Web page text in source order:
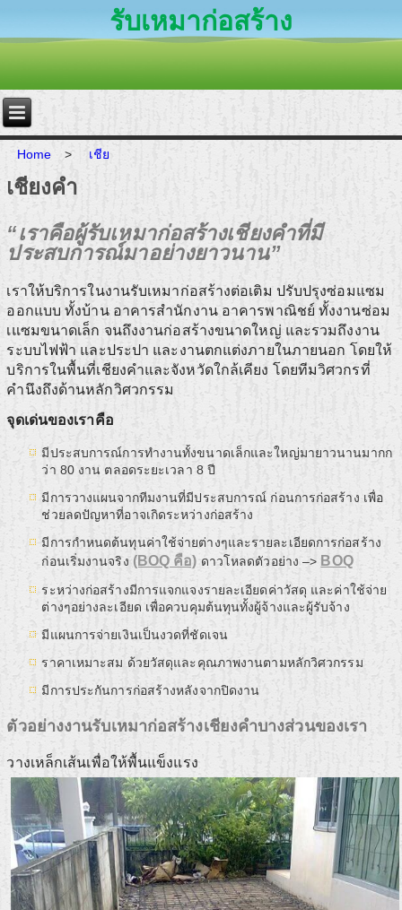
รับเหมาก่อสร้าง
Home > เชีย
เชียงคำ
“เราคือผู้รับเหมาก่อสร้างเชียงคำที่มี
ประสบการณ์มาอย่างยาวนาน”
เราให้บริการในงานรับเหมาก่อสร้างต่อเติม ปรับปรุงซ่อมแซม
ออกแบบ ทั้งบ้าน อาคารสำนักงาน อาคารพาณิชย์ ทั้งงานซ่อม
เแซมขนาดเล็ก จนถึงงานก่อสร้างขนาดใหญ่ และรวมถึงงาน
ระบบไฟฟ้า และประปา และงานตกแต่งภายในภายนอก โดยให้
บริการในพื้นที่เชียงคำและจังหวัดใกล้เคียง โดยทีมวิศวกรที่
คำนึงถึงด้านหลักวิศวกรรม
จุดเด่นของเราคือ
มีประสบการณ์การทำงานทั้งขนาดเล็กและใหญ่มายาวนานมากก
ว่า 80 งาน ตลอดระยะเวลา 8 ปี
มีการวางแผนจากทีมงานที่มีประสบการณ์ ก่อนการก่อสร้าง เพื่อ
ช่วยลดปัญหาที่อาจเกิดระหว่างก่อสร้าง
มีการกำหนดต้นทุนค่าใช้จ่ายต่างๆและรายละเอียดการก่อสร้าง
ก่อนเริ่มงานจริง (BOQ คือ) ดาวโหลดตัวอย่าง –> BOQ
ระหว่างก่อสร้างมีการแจกแจงรายละเอียดค่าวัสดุ และค่าใช้จ่าย
ต่างๆอย่างละเอียด เพื่อควบคุมต้นทุนทั้งผู้จ้างและผู้รับจ้าง
มีแผนการจ่ายเงินเป็นงวดที่ชัดเจน
ราคาเหมาะสม ด้วยวัสดุและคุณภาพงานตามหลักวิศวกรรม
มีการประกันการก่อสร้างหลังจากปิดงาน
ตัวอย่างงานรับเหมาก่อสร้างเชียงคำบางส่วนของเรา
วางเหล็กเส้นเพื่อให้พื้นแข็งแรง